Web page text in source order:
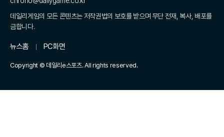
데일리게임의 모든 콘텐츠는 저작권법의 보호를 받으며 무단 전재, 복사, 배포를
금합니다.
뉴스홈 PC화면
Copyright © 데일리e스포츠. All rights reserved.